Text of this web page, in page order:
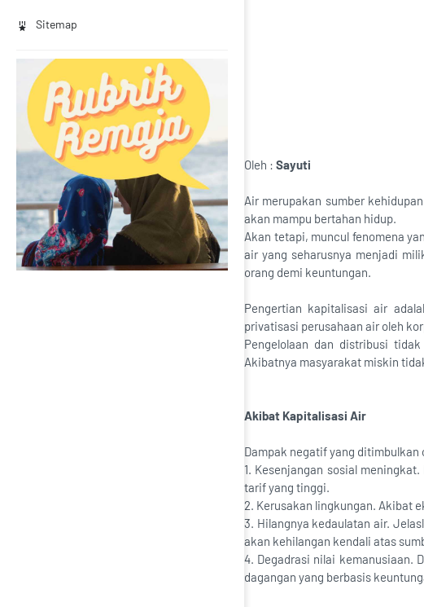
Sitemap
Oleh : Sayuti
Air merupakan sumber
akan mampu bertahan hidup.
Akan tetapi, muncul fenomena
air yang seharusnya menjadi
orang demi keuntungan.
Pengertian kapitalisasi air
privatisasi perusahaan air oleh
Pengelolaan dan distribusi
Akibatnya masyarakat miskin
Akibat Kapitalisasi Air
Dampak negatif yang
1. Kesenjangan sosial
tarif yang tinggi.
2. Kerusakan lingkungan. Akibat
3. Hilangnya kedaulatan air.
akan kehilangan kendali atas
4. Degadrasi nilai kemanusiaan.
dagangan yang berbasis